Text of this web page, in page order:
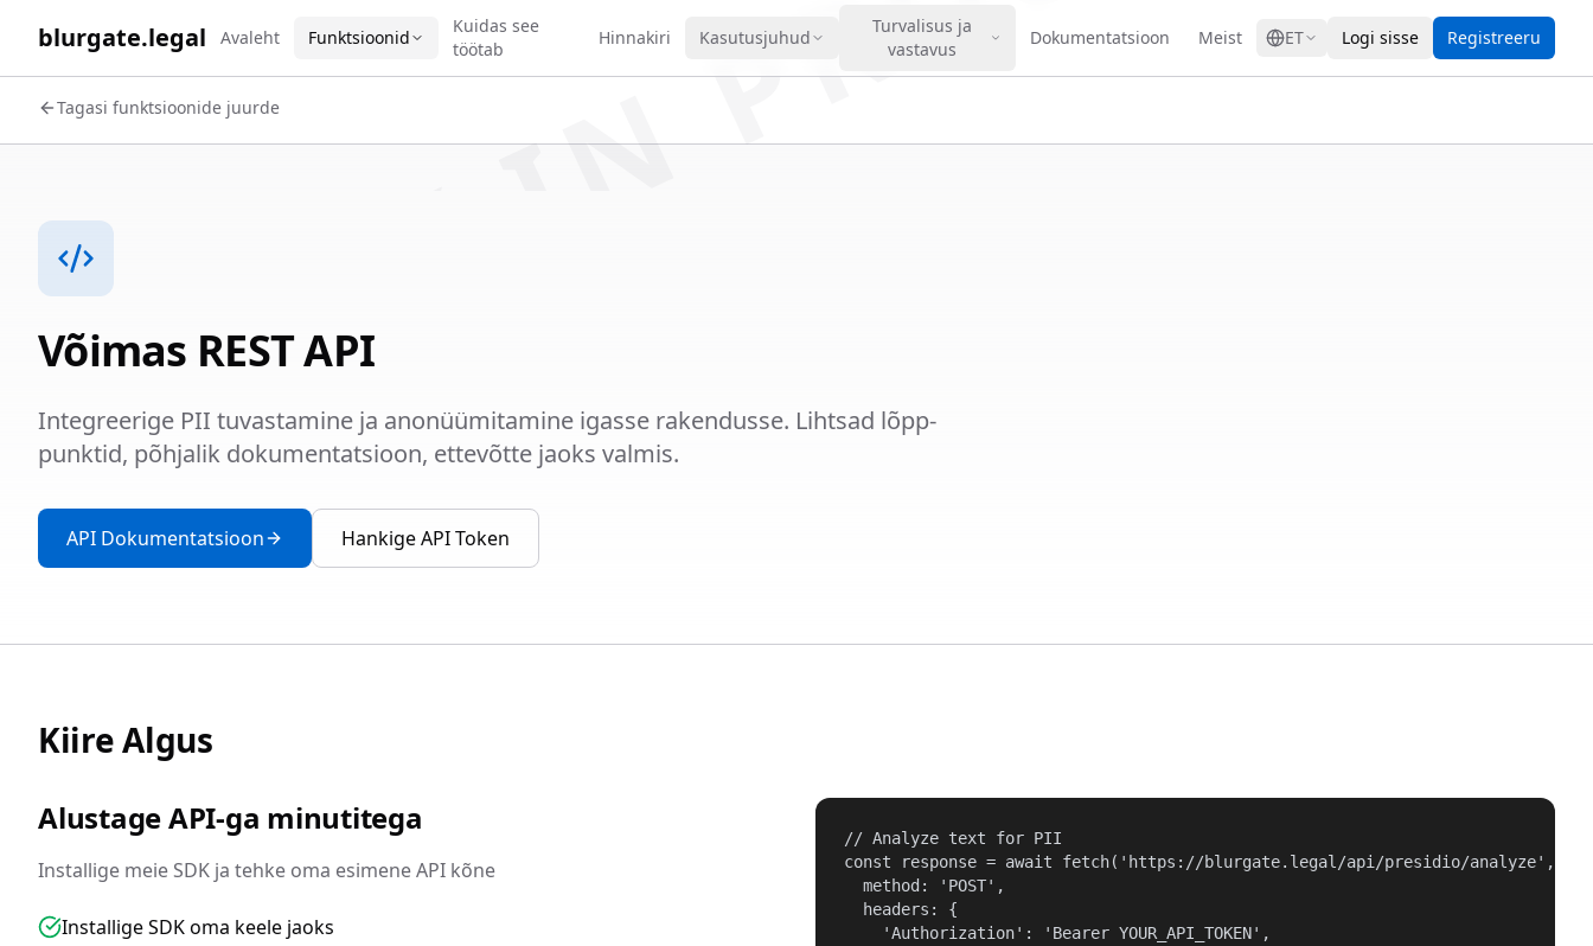
blurgate.legal Avaleht Funktsioonid
Kuidas see
töötab
Hinnakiri Kasutusjuhud
Turvalisus ja
vastavus
Dokumentatsioon Meist ET Logi sisse Registreeru
Tagasi funktsioonide juurde
Võimas REST API
Integreerige PII tuvastamine ja anonüümitamine igasse rakendusse. Lihtsad lõpp-
punktid, põhjalik dokumentatsioon, ettevõtte jaoks valmis.
API Dokumentatsioon Hankige API Token
Kiire Algus
Alustage API-ga minutitega
Installige meie SDK ja tehke oma esimene API kõne
Installige SDK oma keele jaoks
// Analyze text for PII
const response = await fetch('https://blurgate.legal/api/presidio/analyze', {
  method: 'POST',
  headers: {
    'Authorization': 'Bearer YOUR_API_TOKEN',